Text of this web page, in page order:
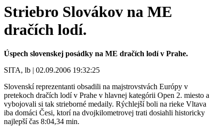
Striebro Slovákov na ME
dračích lodí.
Úspech slovenskej posádky na ME dračích lodí v Prahe.
SITA, lb | 02.09.2006 19:32:25
Slovenskí reprezentanti obsadili na majstrovstvách Európy v
pretekoch dračích lodí v Prahe v hlavnej kategórii Open 2. miesto a
vybojovali si tak strieborné medaily. Rýchlejší boli na rieke Vltava
iba domáci Česi, ktorí na dvojkilometrovej trati dosiahli historicky
najlepší čas 8:04,34 min.